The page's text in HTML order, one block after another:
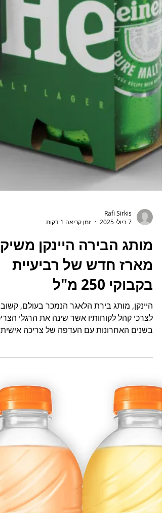
7 ביולי 2025
זמן קריאה 1 דקות
מותג הבירה היינקן משיק
מארז חדש של רביעיית
בקבוקי 250 מ"ל
לצרכי קהל לקוחותיו אשר שינה את הרגלי
על פני צריכת...